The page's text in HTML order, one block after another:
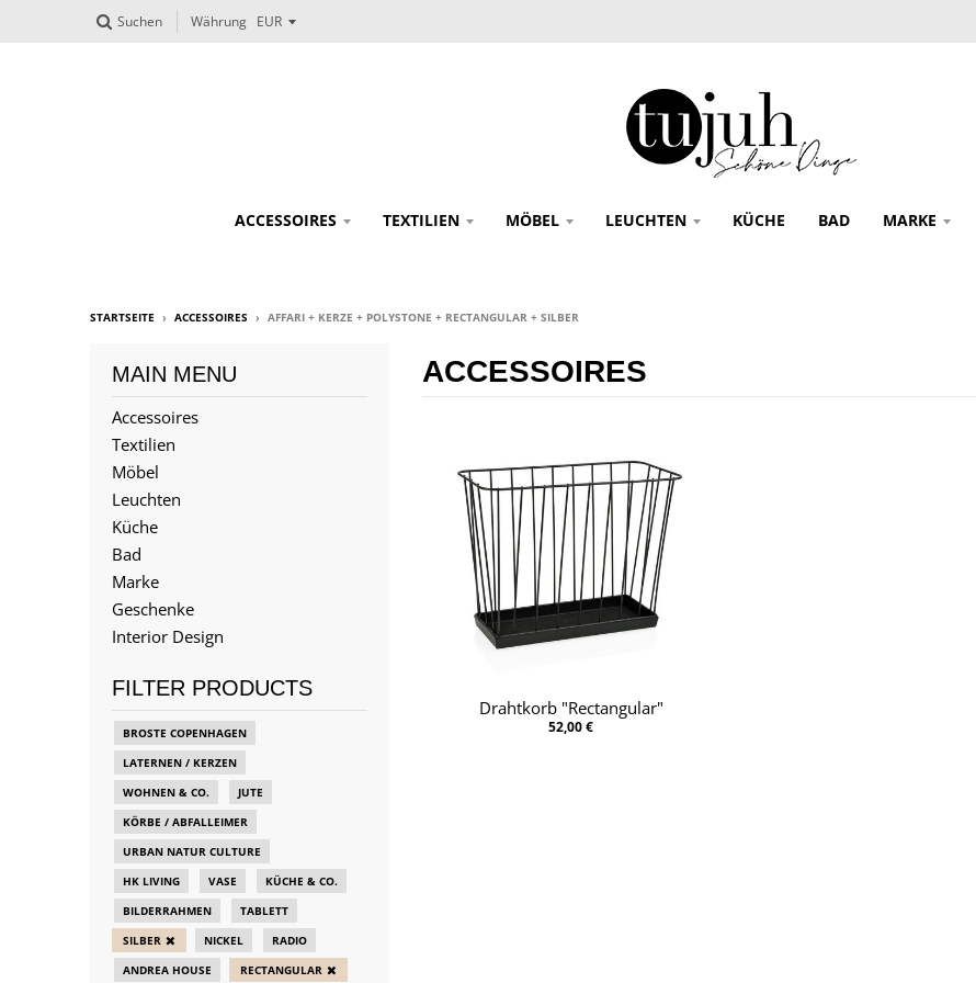
Suchen Währung
ACCESSOIRES TEXTILIEN MÖBEL LEUCHTEN KÜCHE BAD MARKE
STARTSEITE › ACCESSOIRES › AFFARI + KERZE + POLYSTONE + RECTANGULAR + SILBER
ACCESSOIRES
Drahtkorb "Rectangular"
52,00 €
MAIN MENU
Accessoires
Textilien
Möbel
Leuchten
Küche
Bad
Marke
Geschenke
Interior Design
FILTER PRODUCTS
BROSTE COPENHAGEN
LATERNEN / KERZEN
WOHNEN & CO.
JUTE
KÖRBE / ABFALLEIMER
URBAN NATUR CULTURE
HK LIVING
VASE
KÜCHE & CO.
BILDERRAHMEN
TABLETT
SILBER
NICKEL
RADIO
ANDREA HOUSE
RECTANGULAR